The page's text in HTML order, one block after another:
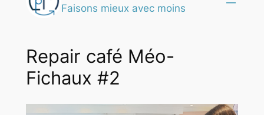
Faisons mieux avec moins
Repair café Méo-
Fichaux #2